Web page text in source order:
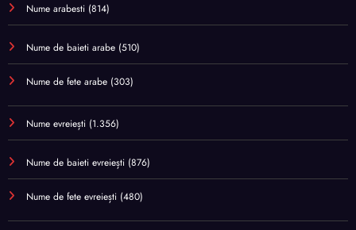
Nume arabesti (814)
Nume de baieti arabe (510)
Nume de fete arabe (303)
Nume evreiești (1.356)
Nume de baieti evreiești (876)
Nume de fete evreiești (480)